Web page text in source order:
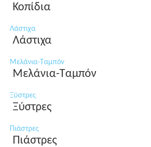
Κοπίδια
Λάστιχα
Λάστιχα
Μελάνια-Ταμπόν
Μελάνια-Ταμπόν
Ξύστρες
Ξύστρες
Πιάστρες
Πιάστρες